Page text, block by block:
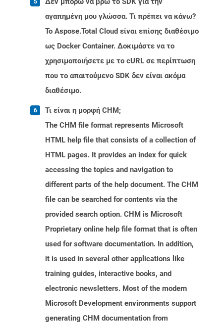
αγαπημένη μου γλώσσα. Τι πρέπει να κάνω?
Το Aspose.Total Cloud είναι επίσης διαθέσιμο
ως Docker Container. Δοκιμάστε να το
χρησιμοποιήσετε με το cURL σε περίπτωση
που το απαιτούμενο SDK δεν είναι ακόμα
διαθέσιμο.
Τι είναι η μορφή CHM;
The CHM file format represents Microsoft
HTML help file that consists of a collection of
HTML pages. It provides an index for quick
accessing the topics and navigation to
different parts of the help document. The CHM
file can be searched for contents via the
provided search option. CHM is Microsoft
Proprietary online help file format that is often
used for software documentation. In addition,
it is used in several other applications like
training guides, interactive books, and
electronic newsletters. Most of the modern
Microsoft Development environments support
generating CHM documentation from